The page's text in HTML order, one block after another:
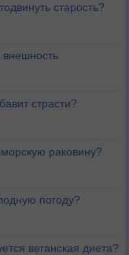
старость?
внешность
страсти?
раковину?
погоду?
веганская диета?